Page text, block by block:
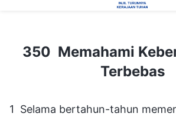
350 Memahami
Terbebas
1 Selama bertahun-tahun